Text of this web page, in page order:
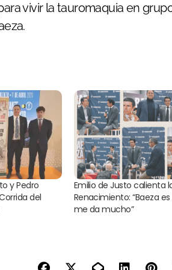
vivir la tauromaquia en
y Pedro
del
Emilio de Justo calienta
Renacimiento: “Baeza
me da mucho”